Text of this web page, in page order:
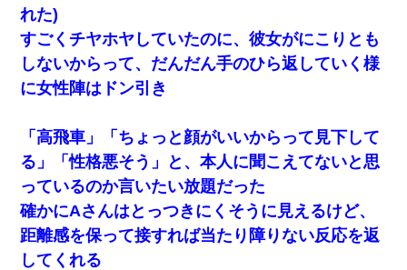
れた)
すごくチヤホヤしていたのに、彼女がにこりとも
しないからって、だんだん手のひら返していく様
に女性陣はドン引き
「高飛車」「ちょっと顔がいいからって見下して
る」「性格悪そう」と、本人に聞こえてないと思
っているのか言いたい放題だった
確かにAさんはとっつきにくそうに見えるけど、
距離感を保って接すれば当たり障りない反応を返
してくれる